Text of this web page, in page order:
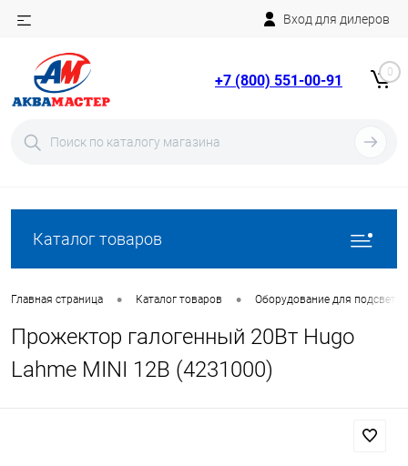
Вход для дилеров
+7 (800) 551-00-91 0
Каталог товаров
Главная страница • Каталог товаров • Оборудование для
Прожектор галогенный 20Вт Hugo
Lahme MINI 12В (4231000)